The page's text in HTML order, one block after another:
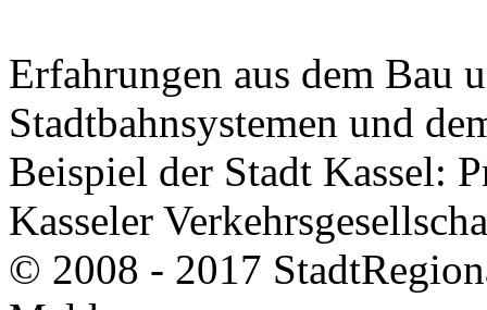
Erfahrungen aus dem Bau
Stadtbahnsystemen und
Beispiel der Stadt Kassel:
Kasseler
© 2008 - 2017